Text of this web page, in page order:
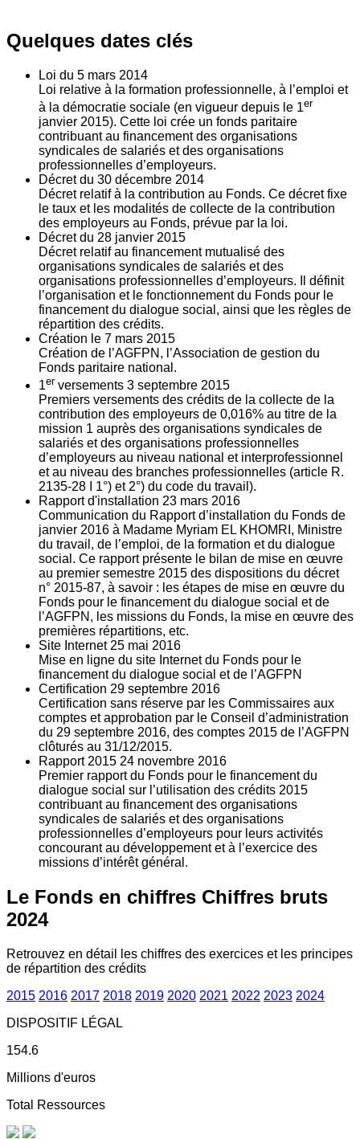
Quelques dates clés
Loi du 5 mars 2014
Loi relative à la formation professionnelle, à l’emploi et
à la démocratie sociale (en vigueur depuis le 1er
janvier 2015). Cette loi crée un fonds paritaire
contribuant au financement des organisations
syndicales de salariés et des organisations
professionnelles d’employeurs.
Décret du 30 décembre 2014
Décret relatif à la contribution au Fonds. Ce décret fixe
le taux et les modalités de collecte de la contribution
des employeurs au Fonds, prévue par la loi.
Décret du 28 janvier 2015
Décret relatif au financement mutualisé des
organisations syndicales de salariés et des
organisations professionnelles d’employeurs. Il définit
l’organisation et le fonctionnement du Fonds pour le
financement du dialogue social, ainsi que les règles de
répartition des crédits.
Création le 7 mars 2015
Création de l’AGFPN, l’Association de gestion du
Fonds paritaire national.
1er versements 3 septembre 2015
Premiers versements des crédits de la collecte de la
contribution des employeurs de 0,016% au titre de la
mission 1 auprès des organisations syndicales de
salariés et des organisations professionnelles
d’employeurs au niveau national et interprofessionnel
et au niveau des branches professionnelles (article R.
2135‐28 I 1°) et 2°) du code du travail).
Rapport d'installation 23 mars 2016
Communication du Rapport d’installation du Fonds de
janvier 2016 à Madame Myriam EL KHOMRI, Ministre
du travail, de l’emploi, de la formation et du dialogue
social. Ce rapport présente le bilan de mise en œuvre
au premier semestre 2015 des dispositions du décret
n° 2015-87, à savoir : les étapes de mise en œuvre du
Fonds pour le financement du dialogue social et de
l’AGFPN, les missions du Fonds, la mise en œuvre des
premières répartitions, etc.
Site Internet 25 mai 2016
Mise en ligne du site Internet du Fonds pour le
financement du dialogue social et de l’AGFPN
Certification 29 septembre 2016
Certification sans réserve par les Commissaires aux
comptes et approbation par le Conseil d’administration
du 29 septembre 2016, des comptes 2015 de l’AGFPN
clôturés au 31/12/2015.
Rapport 2015 24 novembre 2016
Premier rapport du Fonds pour le financement du
dialogue social sur l’utilisation des crédits 2015
contribuant au financement des organisations
syndicales de salariés et des organisations
professionnelles d’employeurs pour leurs activités
concourant au développement et à l’exercice des
missions d’intérêt général.
Le Fonds en chiffres Chiffres bruts
2024
Retrouvez en détail les chiffres des exercices et les principes
de répartition des crédits
2015 2016 2017 2018 2019 2020 2021 2022 2023 2024
DISPOSITIF LÉGAL
154.6
Millions d'euros
Total Ressources